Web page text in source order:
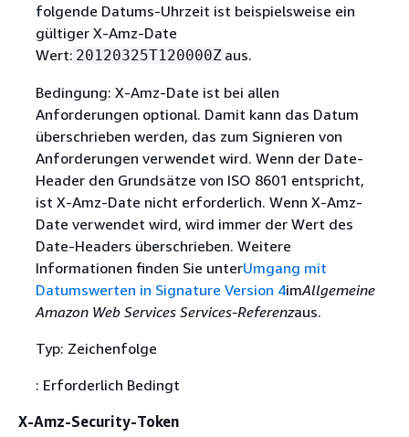
folgende Datums-Uhrzeit ist beispielsweise ein
gültiger X-Amz-Date
Wert: 20120325T120000Z aus.
Bedingung: X-Amz-Date ist bei allen
Anforderungen optional. Damit kann das Datum
überschrieben werden, das zum Signieren von
Anforderungen verwendet wird. Wenn der Date-
Header den Grundsätze von ISO 8601 entspricht,
ist X-Amz-Date nicht erforderlich. Wenn X-Amz-
Date verwendet wird, wird immer der Wert des
Date-Headers überschrieben. Weitere
Informationen finden Sie unterUmgang mit
Datumswerten in Signature Version 4imAllgemeine
Amazon Web Services Services-Referenzaus.
Typ: Zeichenfolge
: Erforderlich Bedingt
X-Amz-Security-Token